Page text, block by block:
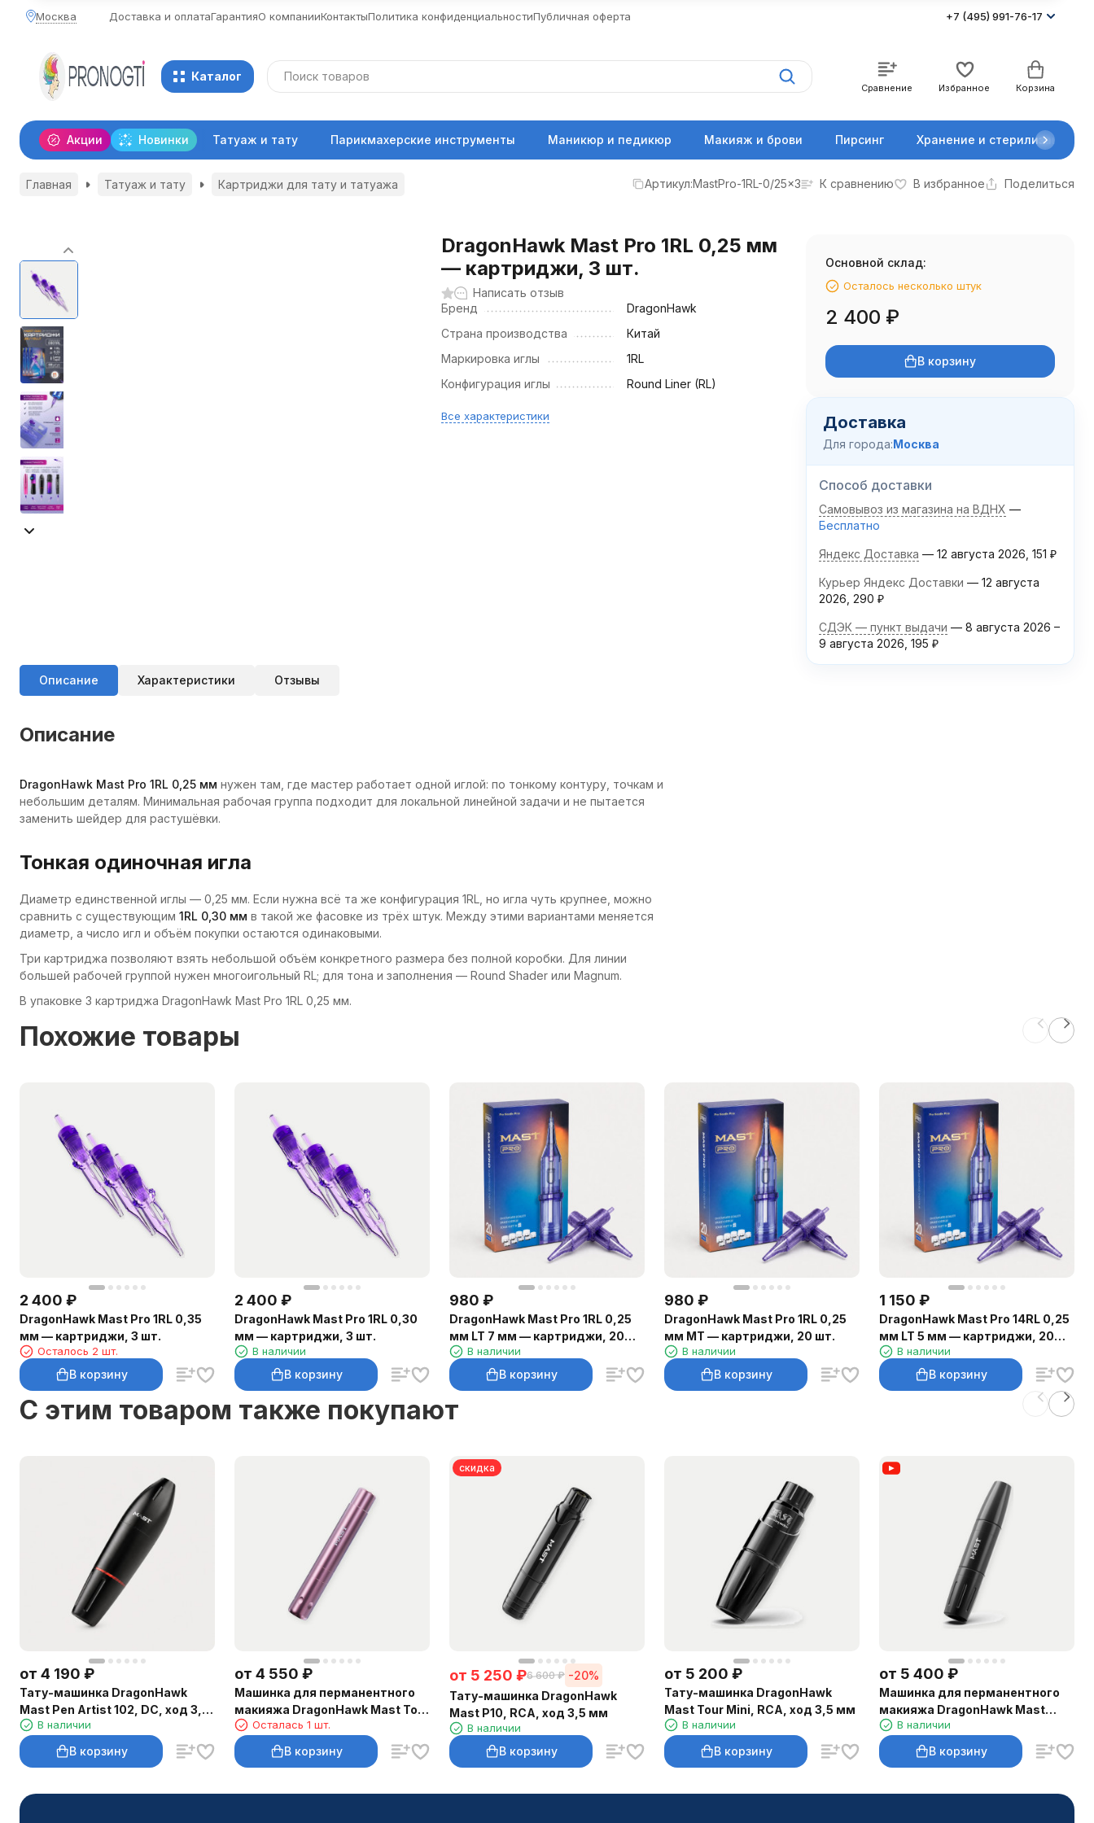
Москва Доставка и оплатаГарантияО компанииКонтактыПолитика конфиденциальностиПубличная оферта +7 (495) 991-76-17
Каталог
Сравнение Избранное Корзина
Акции Новинки Татуаж и тату Парикмахерские инструменты Маникюр и педикюр Макияж и брови Пирсинг Хранение и стерилизация
Главная Татуаж и тату Картриджи для тату и татуажа Артикул:MastPro-1RL-0/25x3 К сравнению В избранное Поделиться
DragonHawk Mast Pro 1RL 0,25 мм
— картриджи, 3 шт.
Написать отзыв
Бренд
DragonHawk
Страна производства
Китай
Маркировка иглы
1RL
Конфигурация иглы
Round Liner (RL)
Все характеристики
Основной склад:
Осталось несколько штук
2 400 ₽
В корзину
Доставка
Для города:Москва
Способ доставки
Самовывоз из магазина на ВДНХ
Бесплатно
Яндекс Доставка 12 августа 2026 151 ₽
Курьер Яндекс Доставки
12 августа
2026 290 ₽
СДЭК — пункт выдачи 8 августа 2026 –
9 августа 2026 195 ₽
Описание Характеристики Отзывы
Описание
DragonHawk Mast Pro 1RL 0,25 мм нужен там, где мастер работает одной иглой: по тонкому контуру, точкам и
небольшим деталям. Минимальная рабочая группа подходит для локальной линейной задачи и не пытается
заменить шейдер для растушёвки.
Тонкая одиночная игла
Диаметр единственной иглы — 0,25 мм. Если нужна всё та же конфигурация 1RL, но игла чуть крупнее, можно
сравнить с существующим 1RL 0,30 мм в такой же фасовке из трёх штук. Между этими вариантами меняется
диаметр, а число игл и объём покупки остаются одинаковыми.
Три картриджа позволяют взять небольшой объём конкретного размера без полной коробки. Для линии
большей рабочей группой нужен многоигольный RL; для тона и заполнения — Round Shader или Magnum.
В упаковке 3 картриджа DragonHawk Mast Pro 1RL 0,25 мм.
Похожие товары
2 400 ₽
DragonHawk Mast Pro 1RL 0,35
мм — картриджи, 3 шт.
Осталось 2 шт.
В корзину
2 400 ₽
DragonHawk Mast Pro 1RL 0,30
мм — картриджи, 3 шт.
В наличии
В корзину
980 ₽
DragonHawk Mast Pro 1RL 0,25
мм LT 7 мм — картриджи, 20
шт.В наличии
В корзину
980 ₽
DragonHawk Mast Pro 1RL 0,25
мм MT — картриджи, 20 шт.
В наличии
В корзину
1 150 ₽
DragonHawk Mast Pro 14RL 0,25
мм LT 5 мм — картриджи, 20
шт.В наличии
В корзину
C этим товаром также покупают
от 4 190 ₽
Тату-машинка DragonHawk
Mast Pen Artist 102, DC, ход 3,5
ммВ наличии
В корзину
от 4 550 ₽
Машинка для перманентного
макияжа DragonHawk Mast Tour
Air, RCA, ход 2,3 мм
Осталась 1 шт.
В корзину
скидка
от 5 250 ₽6 600 ₽ -20%
Тату-машинка DragonHawk
Mast P10, RCA, ход 3,5 мм
В наличии
В корзину
от 5 200 ₽
Тату-машинка DragonHawk
Mast Tour Mini, RCA, ход 3,5 мм
В наличии
В корзину
от 5 400 ₽
Машинка для перманентного
макияжа DragonHawk Mast
Magi Pen, RCA, ход 2–3 мм
В наличии
В корзину